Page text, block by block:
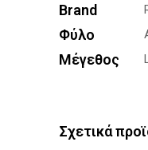
Brand
Φύλο
Μέγεθος
Σχετικά